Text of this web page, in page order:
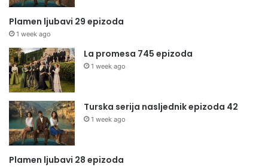
Plamen ljubavi 29 epizoda
1 week ago
La promesa 745 epizoda
1 week ago
Turska serija nasljednik epizoda 42
1 week ago
Plamen ljubavi 28 epizoda